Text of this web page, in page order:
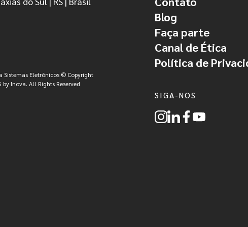
Sistemas Eletrônicos © Copyright
by Inova. All Rights Reserved
Blog
Faça parte
Canal de Ética
Política de
SIGA-NOS